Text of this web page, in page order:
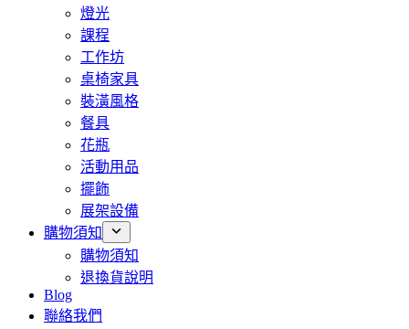
燈光
課程
工作坊
桌椅家具
裝潢風格
餐具
花瓶
活動用品
擺飾
展架設備
購物須知
購物須知
退換貨說明
Blog
聯絡我們